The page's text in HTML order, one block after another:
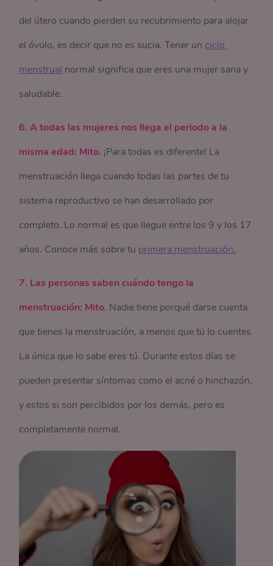
del útero cuando pierden su recubrimiento para alojar
el óvulo, es decir que no es sucia. Tener un ciclo
menstrual normal significa que eres una mujer sana y
saludable.
6. A todas las mujeres nos llega el periodo a la
misma edad: Mito. ¡Para todas es diferente! La
menstruación llega cuando todas las partes de tu
sistema reproductivo se han desarrollado por
completo. Lo normal es que llegue entre los 9 y los 17
años. Conoce más sobre tu primera menstruación.
7. Las personas saben cuándo tengo la
menstruación: Mito. Nadie tiene porqué darse cuenta
que tienes la menstruación, a menos que tú lo cuentes.
La única que lo sabe eres tú. Durante estos días se
pueden presentar síntomas como el acné o hinchazón,
y estos si son percibidos por los demás, pero es
completamente normal.